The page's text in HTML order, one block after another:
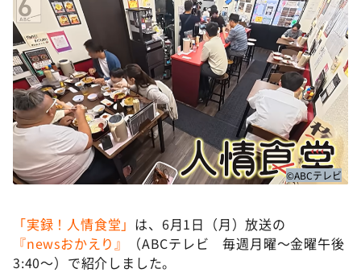
©ABCテレビ
「実録！人情食堂」 は、6月1日（月）放送の
『newsおかえり』
（ABCテレビ 毎週月曜〜金曜午後
3:40〜）で紹介しました。